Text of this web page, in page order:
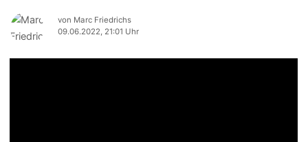
von Marc Friedrichs
09.06.2022, 21:01 Uhr